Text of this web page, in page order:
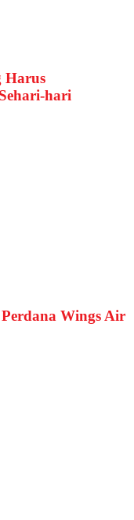
Harus
hari
Wings Air